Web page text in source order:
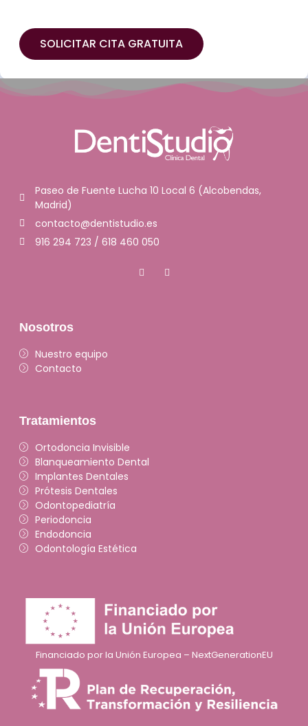
SOLICITAR CITA GRATUITA
Paseo de Fuente Lucha 10 Local 6 (Alcobendas,
Madrid)
contacto@dentistudio.es
916 294 723 / 618 460 050
Nosotros
Nuestro equipo
Contacto
Tratamientos
Ortodoncia Invisible
Blanqueamiento Dental
Implantes Dentales
Prótesis Dentales
Odontopediatría
Periodoncia
Endodoncia
Odontología Estética
Financiado por la Unión Europea – NextGenerationEU